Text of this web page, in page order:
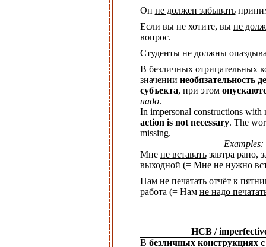
Он не должен забывать
Если вы не хотите, вы не
вопрос.
Студенты не должны
В безличных отрицательных
значении необязательность
субъекта, при этом
надо.
In impersonal constructions with
action is not necessary. The
missing.
Examples:
Мне не вставатьзавтра рано,
выходной (= Мне не нужно
Нам не печататьотчёт к
работа (= Нам не надо
НСВ /
В безличных конструкциях